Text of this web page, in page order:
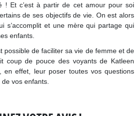
! Et c’est à partir de cet amour pour soi
de ses objectifs de vie. On est alors
s’accomplit et une mère qui partage qui
enfants.
possible de faciliter sa vie de femme et de
coup de pouce des voyants de Katleen
en effet, leur poser toutes vos questions
vos enfants.